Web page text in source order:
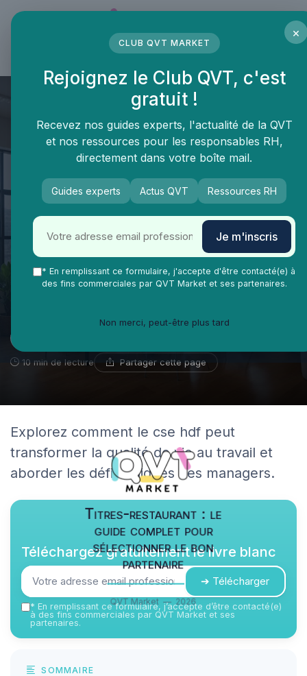
QVT Market Bien-être employés
Améliorer la qualité de vie au
10 min de lecture Partager cette page
Explorez comment le cse hdf peut
transformer la qualité de vie au travail et
aborder les défis uniques des managers.
Titres-restaurant : le
guide complet pour
sélectionner le bon
partenaire
QVT Market — 2026
Téléchargez gratuitement le livre blanc
➔ Télécharger
* En remplissant ce formulaire, j’accepte d’être contacté(e)
à des fins commerciales par QVT Market et ses
partenaires.
SOMMAIRE
×
CLUB QVT MARKET
Rejoignez le Club QVT, c'est
gratuit !
Recevez nos guides experts, l'actualité de la QVT
et nos ressources pour les responsables RH,
directement dans votre boîte mail.
Guides experts Actus QVT Ressources RH
Je m'inscris
* En remplissant ce formulaire, j'accepte d'être contacté(e) à
des fins commerciales par QVT Market et ses partenaires.
Non merci, peut-être plus tard
Panneau de gestion des cookies